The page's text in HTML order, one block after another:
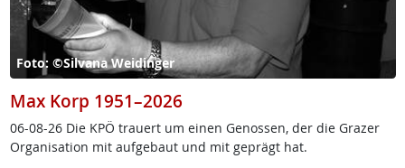
Foto: ©Silvana Weidinger
Max Korp 1951–2026
06-08-26 Die KPÖ trau­ert um ei­nen Ge­nos­sen, der die Gra­zer
Or­ga­ni­sa­ti­on mit auf­ge­baut und mit ge­prägt hat.